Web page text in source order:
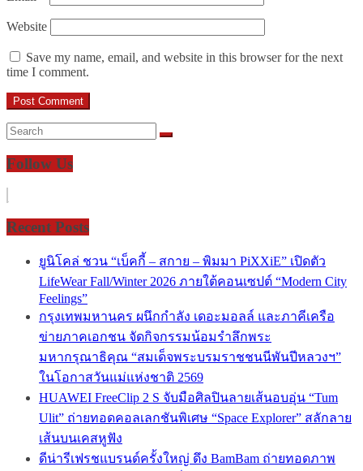
Website
Save my name, email, and website in this browser for the next
time I comment.
Follow Us
Recent Posts
ยูนิโคล่ ชวน “เบ็คกี้ – สกาย – พิมมา PiXXiE” เปิดตัว
LifeWear Fall/Winter 2026 ภายใต้คอนเซปต์ “Modern City
Feelings”
กรุงเทพมหานคร ผนึกกำลัง เดอะมอลล์ และภาคีเครือ
ข่ายภาคเอกชน จัดกิจกรรมน้อมรำลึกพระ
มหากรุณาธิคุณ “สมเด็จพระบรมราชชนนีพันปีหลวงฯ”
ในโอกาสวันแม่แห่งชาติ 2569
HUAWEI FreeClip 2 S จับมือศิลปินลายเส้นอบอุ่น “Tum
Ulit” ถ่ายทอดคอลเลกชันพิเศษ “Space Explorer” สลักลาย
เส้นบนเคสหูฟัง
ดีน่ารีเฟรชแบรนด์ครั้งใหญ่ ดึง BamBam ถ่ายทอดภาพ